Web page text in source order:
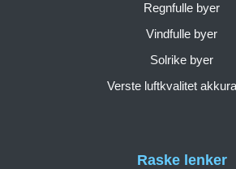
Raske lenker
Regnfulle byer
Vindfulle byer
Solrike byer
Verste luftkvalitet